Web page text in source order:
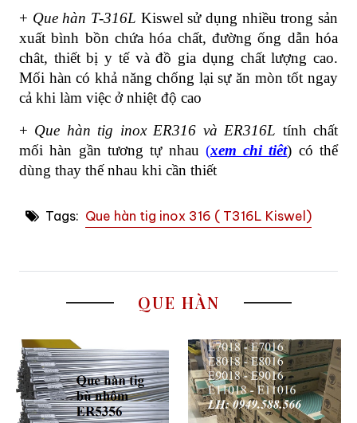
+ Que hàn T-316L Kiswel sử dụng nhiều trong sản
xuất bình bồn chứa hóa chất, đường ống dẫn hóa
chât, thiết bị y tế và đồ gia dụng chất lượng cao.
Mối hàn có khả năng chống lại sự ăn mòn tốt ngay
cả khi làm việc ở nhiệt độ cao
+ Que hàn tig inox ER316 và ER316L tính chất
mối hàn gần tương tự nhau (xem chi tiêt) có thể
dùng thay thế nhau khi cần thiết
Tags: Que hàn tig inox 316 ( T316L Kiswel)
QUE HÀN